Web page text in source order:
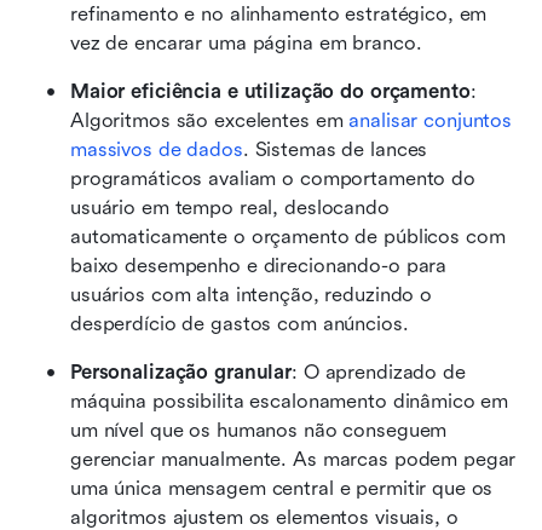
refinamento e no alinhamento estratégico, em
vez de encarar uma página em branco.
Maior eficiência e utilização do orçamento:
Algoritmos são excelentes em analisar conjuntos
massivos de dados. Sistemas de lances
programáticos avaliam o comportamento do
usuário em tempo real, deslocando
automaticamente o orçamento de públicos com
baixo desempenho e direcionando-o para
usuários com alta intenção, reduzindo o
desperdício de gastos com anúncios.
Personalização granular: O aprendizado de
máquina possibilita escalonamento dinâmico em
um nível que os humanos não conseguem
gerenciar manualmente. As marcas podem pegar
uma única mensagem central e permitir que os
algoritmos ajustem os elementos visuais, o